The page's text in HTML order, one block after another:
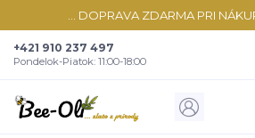
... DOPRAVA ZDARMA PRI
+421 910 237 497
Pondelok-Piatok: 11:00-18:00